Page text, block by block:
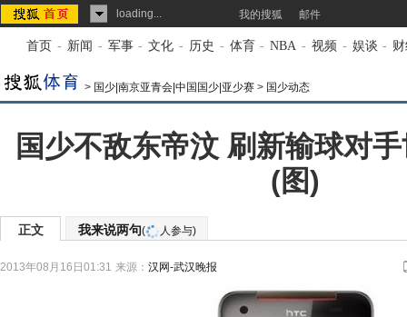
loading... 我的搜狐 邮件
首页 - 新闻 - 军事 - 文化 - 历史 - 体育 - NBA - 视频 - 娱谈 -
> 国少|南京亚青会|中国国少|亚少赛 > 国少动态
国少不敌东帝汶 刷新输球对
(图)
正文 我来说两句( 人参与)
2013年08月16日01:31 来源： 汉网-武汉晚报